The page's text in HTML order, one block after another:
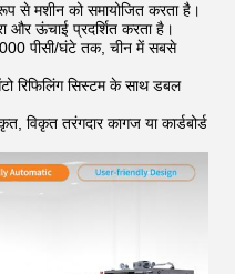
से मशीन को समायोजित करता है।
और ऊंचाई प्रदर्शित करता है।
पीसी/घंटे तक, चीन में सबसे
रिफिलिंग सिस्टम के साथ डबल
विकृत तरंगदार कागज या कार्डबोर्ड